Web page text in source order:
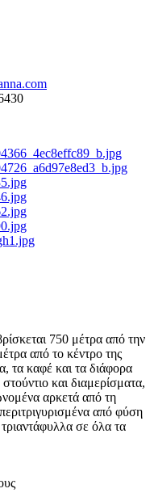
750 μέτρα από την
από το κέντρο της
τα καφέ και τα διάφορα
και διαμερίσματα,
αρκετά από τη
από φύση
τριαντάφυλλα σε όλα τα